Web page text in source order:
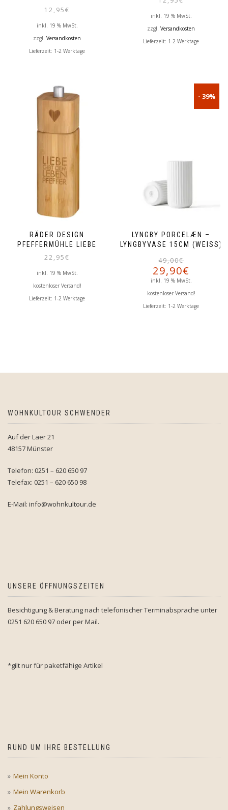
12,95€
inkl. 19 % MwSt.
zzgl. Versandkosten
Lieferzeit: 1-2 Werktage
inkl. 19 % MwSt.
zzgl. Versandkosten
Lieferzeit: 1-2 Werktage
RÄDER DESIGN
PFEFFERMÜHLE LIEBE
22,95€
inkl. 19 % MwSt.
kostenloser Versand!
Lieferzeit: 1-2 Werktage
LYNGBY PORCELÆN –
LYNGBYVASE 15CM (WEISS)
- 39%
49,00€
29,90€
inkl. 19 % MwSt.
kostenloser Versand!
Lieferzeit: 1-2 Werktage
WOHNKULTOUR SCHWENDER
Auf der Laer 21
48157 Münster
Telefon: 0251 – 620 650 97
Telefax: 0251 – 620 650 98
E-Mail: info@wohnkultour.de
UNSERE ÖFFNUNGSZEITEN
Besichtigung & Beratung nach telefonischer Terminabsprache unter
0251 620 650 97 oder per Mail.
*gilt nur für paketfähige Artikel
RUND UM IHRE BESTELLUNG
Mein Konto
Mein Warenkorb
Zahlungsweisen